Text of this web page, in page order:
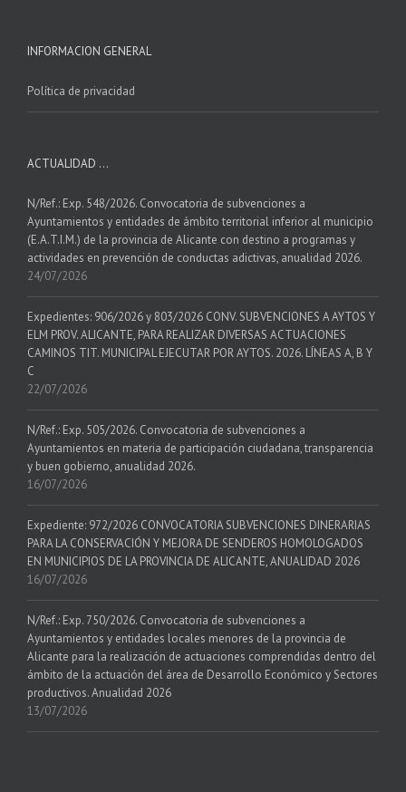
INFORMACION GENERAL
Política de privacidad
ACTUALIDAD …
N/Ref.: Exp. 548/2026. Convocatoria de subvenciones a
Ayuntamientos y entidades de ámbito territorial inferior al municipio
(E.A.T.I.M.) de la provincia de Alicante con destino a programas y
actividades en prevención de conductas adictivas, anualidad 2026.
24/07/2026
Expedientes: 906/2026 y 803/2026 CONV. SUBVENCIONES A AYTOS Y
ELM PROV. ALICANTE, PARA REALIZAR DIVERSAS ACTUACIONES
CAMINOS TIT. MUNICIPAL EJECUTAR POR AYTOS. 2026. LÍNEAS A, B Y
C
22/07/2026
N/Ref.: Exp. 505/2026. Convocatoria de subvenciones a
Ayuntamientos en materia de participación ciudadana, transparencia
y buen gobierno, anualidad 2026.
16/07/2026
Expediente: 972/2026 CONVOCATORIA SUBVENCIONES DINERARIAS
PARA LA CONSERVACIÓN Y MEJORA DE SENDEROS HOMOLOGADOS
EN MUNICIPIOS DE LA PROVINCIA DE ALICANTE, ANUALIDAD 2026
16/07/2026
N/Ref.: Exp. 750/2026. Convocatoria de subvenciones a
Ayuntamientos y entidades locales menores de la provincia de
Alicante para la realización de actuaciones comprendidas dentro del
ámbito de la actuación del área de Desarrollo Económico y Sectores
productivos. Anualidad 2026
13/07/2026